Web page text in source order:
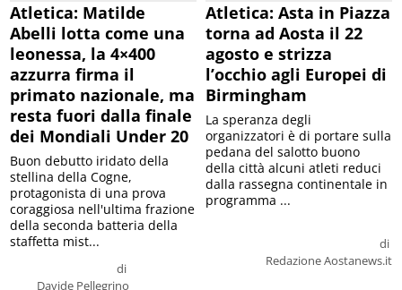
Atletica: Matilde
Abelli lotta come una
leonessa, la 4×400
azzurra firma il
primato nazionale, ma
resta fuori dalla finale
dei Mondiali Under 20
di
Davide Pellegrino
Buon debutto iridato della
stellina della Cogne,
protagonista di una prova
coraggiosa nell'ultima frazione
della seconda batteria della
staffetta mist...
Atletica: Asta in Piazza
torna ad Aosta il 22
agosto e strizza
l’occhio agli Europei di
Birmingham
di
Redazione Aostanews.it
La speranza degli
organizzatori è di portare sulla
pedana del salotto buono
della città alcuni atleti reduci
dalla rassegna continentale in
programma ...